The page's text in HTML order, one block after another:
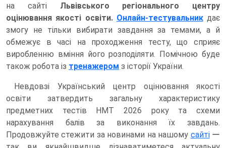
на сайті Львівського регіонального центру
оцінювання якості освіти. Онлайн-тестувальникдає
змогу не тільки вибирати завдання за темами, а й
обмежує в часі на проходження тесту, що сприяє
виробленню вміння його розподіляти. Помічною буде
також робота із тренажером з історії України.
Невдовзі Український центр оцінювання якості
освіти затвердить загальну характеристику
предметних тестів НМТ 2026 року та схеми
нарахування балів за виконання їх завдань.
Продовжуйте стежити за новинами на нашому сайтіー